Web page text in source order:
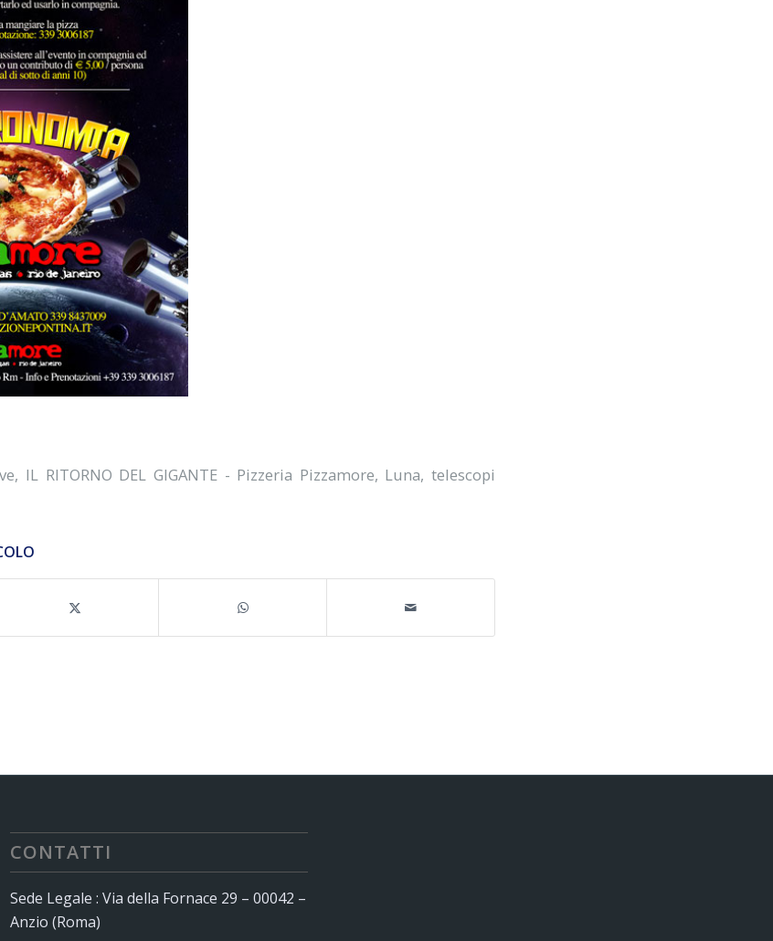
, IL RITORNO DEL GIGANTE - Pizzeria Pizzamore, Luna,telescopi
CONTATTI
Sede Legale : Via della Fornace 29 – 00042 –
Anzio (Roma)